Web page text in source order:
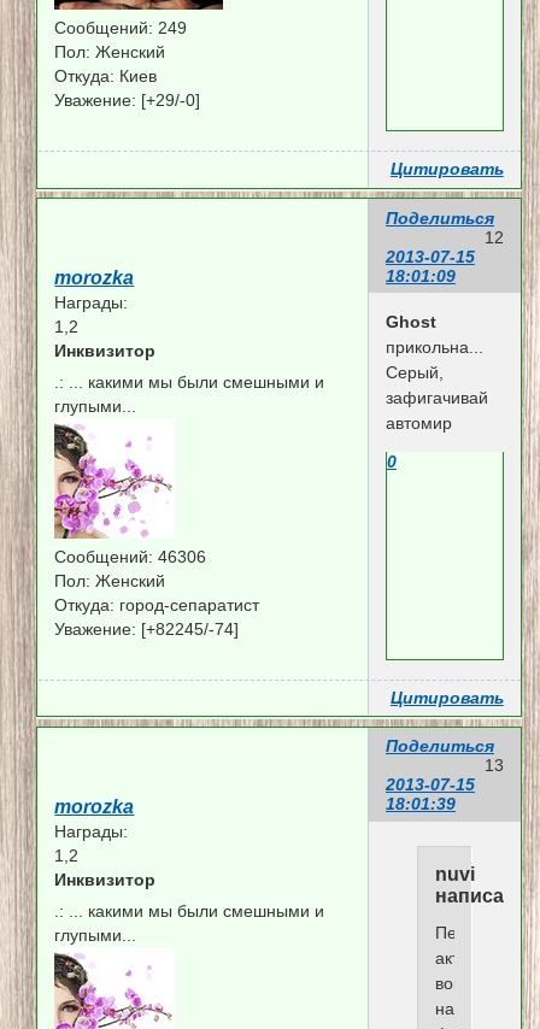
Сообщений: 249
Пол: Женский
Откуда: Киев
Уважение: [+29/-0]
Цитировать
Поделиться
12
2013-07-15
18:01:09
morozka
Награды:
1,2
Инквизитор
.: ... какими мы были смешными и
глупыми...
Сообщений: 46306
Пол: Женский
Откуда: город-сепаратист
Уважение: [+82245/-74]
Ghost
прикольна...
Серый,
зафигачивай
автомир
0
Цитировать
Поделиться
13
2013-07-15
18:01:39
morozka
Награды:
1,2
Инквизитор
.: ... какими мы были смешными и
глупыми...
nuvi
Первый
актуальный
вопрос
на